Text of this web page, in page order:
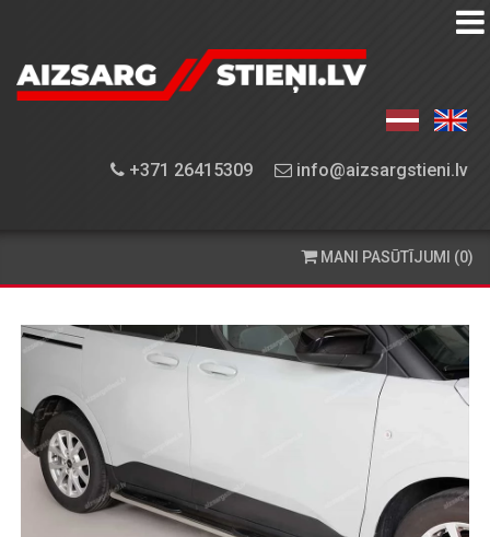
+371 26415309 info@aizsargstieni.lv
AIZSARGSTIEŅU
APRĪKOJUMA
PIEGĀDE
KONTAKTINFORMĀCIJA
MANI PASŪTĪJUMI (0)